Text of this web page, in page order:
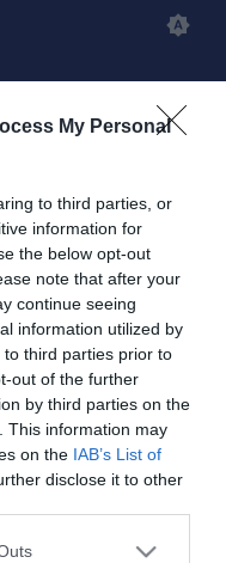
My Personal
to third parties, or
information for
the below opt-out
note that after your
continue seeing
information utilized by
third parties prior to
out of the further
by third parties on the
This information may
on the IAB’s List of
disclose it to other
sempre
con
Allegri con il
del contratto con il